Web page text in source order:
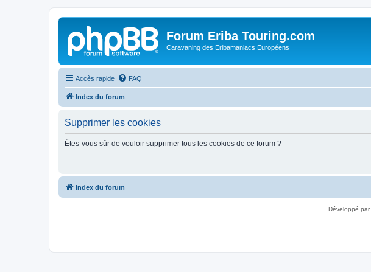
Forum Eriba Touring.com
Caravaning des Eribamaniacs Européens
Accès rapide FAQ
Index du forum
Supprimer les cookies
Êtes-vous sûr de vouloir supprimer tous les cookies de ce forum ?
Index du forum
Développé par